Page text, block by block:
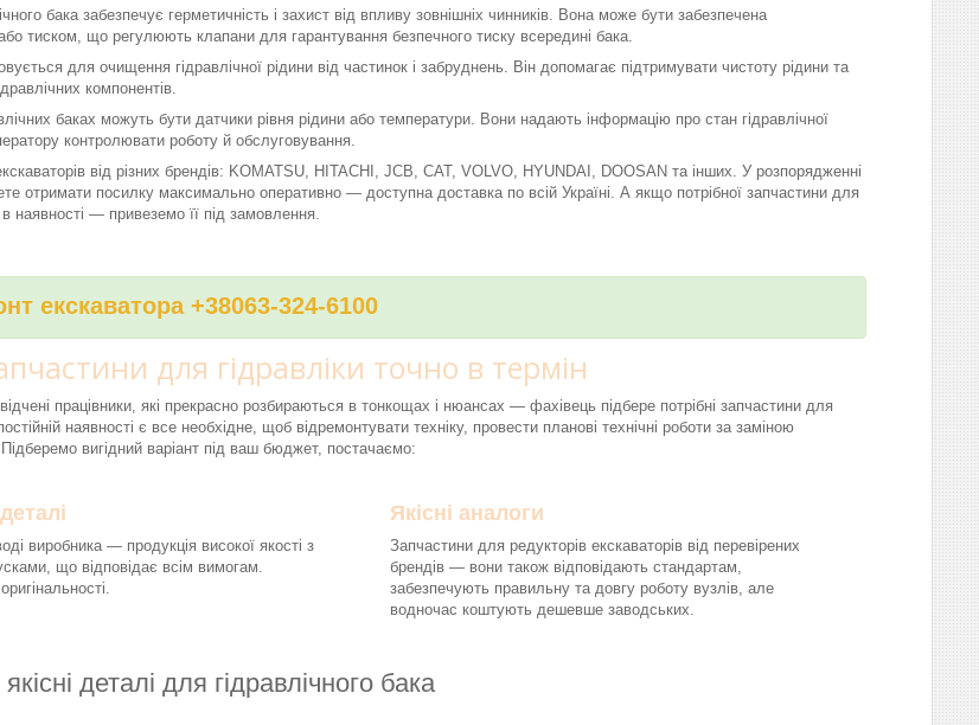
бака забезпечує герметичність і захист від впливу зовнішніх чинників. Вона може бути забезпечена
тиском, що регулюють клапани для гарантування безпечного тиску всередині бака.
для очищення гідравлічної рідини від частинок і забруднень. Він допомагає підтримувати чистоту рідини та
компонентів.
баках можуть бути датчики рівня рідини або температури. Вони надають інформацію про стан гідравлічної
контролювати роботу й обслуговування.
від різних брендів: KOMATSU, HITACHI, JCB, CAT, VOLVO, HYUNDAI, DOOSAN та інших. У розпорядженні
отримати посилку максимально оперативно — доступна доставка по всій Україні. А якщо потрібної запчастини для
наявності — привеземо її під замовлення.
екскаватора +38063-324-6100
для гідравліки точно в термін
працівники, які прекрасно розбираються в тонкощах і нюансах — фахівець підбере потрібні запчастини для
наявності є все необхідне, щоб відремонтувати техніку, провести планові технічні роботи за заміною
вигідний варіант під ваш бюджет, постачаємо:
виробника — продукція високої якості з
що відповідає всім вимогам.
Якісні аналоги
Запчастини для редукторів екскаваторів від перевірених
брендів — вони також відповідають стандартам,
забезпечують правильну та довгу роботу вузлів, але
водночас коштують дешевше заводських.
деталі для гідравлічного бака